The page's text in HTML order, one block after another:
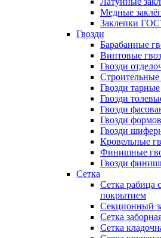
Медные
Заклепки
Гвозди
Барабанные
Винтовые
Гвозди
Строительные
Гвозди тарные
Гвозди
Гвозди
Гвозди
Гвозди
Кровельные
Финишные
Гвозди
Сетка
Сетка рабица
покрытием
Секционный
Сетка
Сетка